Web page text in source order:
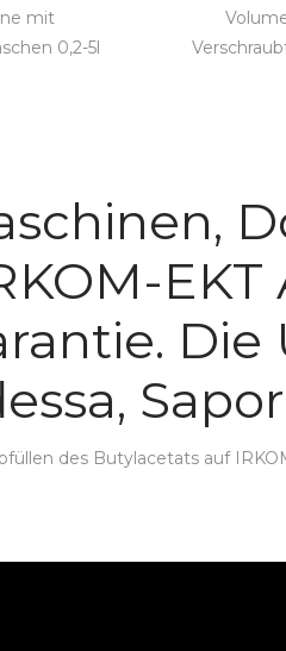
mit
0,2-5l
des Butylacetats auf